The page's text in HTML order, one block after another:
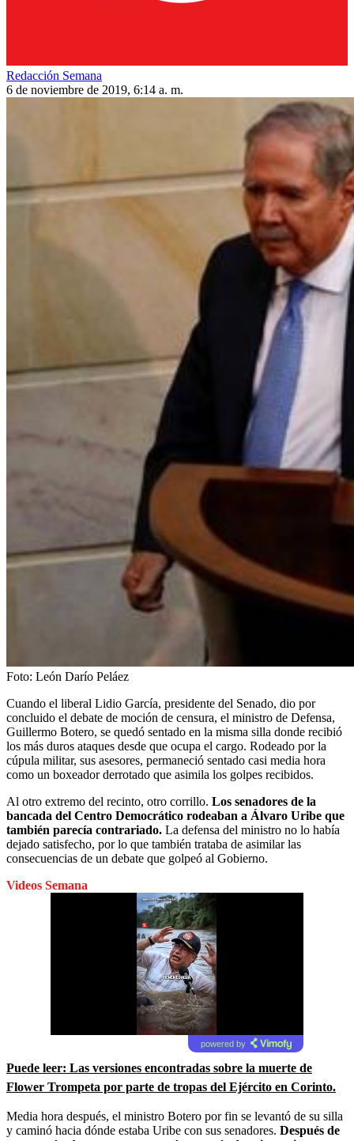
Redacción Semana
6 de noviembre de 2019, 6:14 a. m.
Foto: León Darío Peláez
Cuando el liberal Lidio García, presidente del Senado, dio por
concluido el debate de moción de censura, el ministro de Defensa,
Guillermo Botero, se quedó sentado en la misma silla donde recibió
los más duros ataques desde que ocupa el cargo. Rodeado por la
cúpula militar, sus asesores, permaneció sentado casi media hora
como un boxeador derrotado que asimila los golpes recibidos.
Al otro extremo del recinto, otro corrillo. Los senadores de la
bancada del Centro Democrático rodeaban a Álvaro Uribe que
también parecía contrariado. La defensa del ministro no lo había
dejado satisfecho, por lo que también trataba de asimilar las
consecuencias de un debate que golpeó al Gobierno.
Videos Semana
powered by
Puede leer: Las versiones encontradas sobre la muerte de
Flower Trompeta por parte de tropas del Ejército en Corinto.
Media hora después, el ministro Botero por fin se levantó de su silla
y caminó hacia dónde estaba Uribe con sus senadores. Después de